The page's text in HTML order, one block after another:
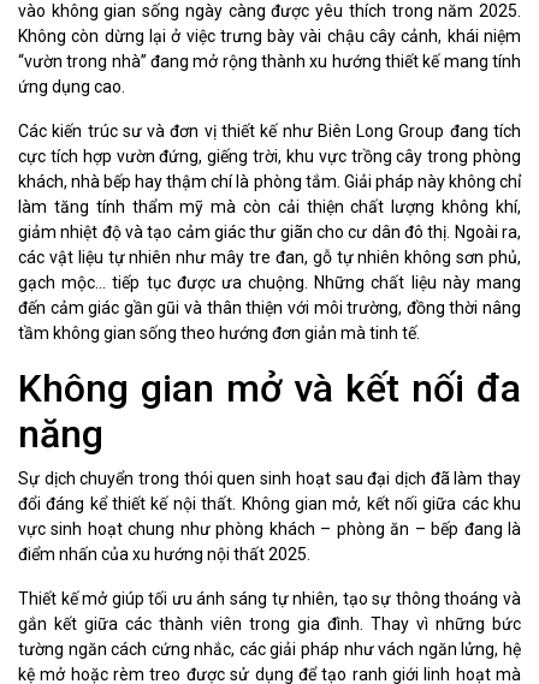
vào không gian sống ngày càng được yêu thích trong năm 2025.
Không còn dừng lại ở việc trưng bày vài chậu cây cảnh, khái niệm
“vườn trong nhà” đang mở rộng thành xu hướng thiết kế mang tính
ứng dụng cao.
Các kiến trúc sư và đơn vị thiết kế như Biên Long Group đang tích
cực tích hợp vườn đứng, giếng trời, khu vực trồng cây trong phòng
khách, nhà bếp hay thậm chí là phòng tắm. Giải pháp này không chỉ
làm tăng tính thẩm mỹ mà còn cải thiện chất lượng không khí,
giảm nhiệt độ và tạo cảm giác thư giãn cho cư dân đô thị. Ngoài ra,
các vật liệu tự nhiên như mây tre đan, gỗ tự nhiên không sơn phủ,
gạch mộc… tiếp tục được ưa chuộng. Những chất liệu này mang
đến cảm giác gần gũi và thân thiện với môi trường, đồng thời nâng
tầm không gian sống theo hướng đơn giản mà tinh tế.
Không gian mở và kết nối đa
năng
Sự dịch chuyển trong thói quen sinh hoạt sau đại dịch đã làm thay
đổi đáng kể thiết kế nội thất. Không gian mở, kết nối giữa các khu
vực sinh hoạt chung như phòng khách – phòng ăn – bếp đang là
điểm nhấn của xu hướng nội thất 2025.
Thiết kế mở giúp tối ưu ánh sáng tự nhiên, tạo sự thông thoáng và
gắn kết giữa các thành viên trong gia đình. Thay vì những bức
tường ngăn cách cứng nhắc, các giải pháp như vách ngăn lửng, hệ
kệ mở hoặc rèm treo được sử dụng để tạo ranh giới linh hoạt mà